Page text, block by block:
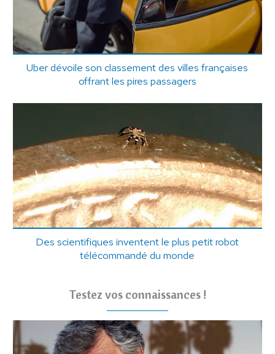
Uber dévoile son classement des villes françaises
offrant les pires passagers
Des scientifiques inventent le plus petit robot
télécommandé du monde
Testez vos connaissances !